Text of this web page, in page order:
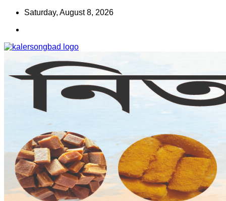
Skip
content
Saturday, August 8, 2026
কালের সংবাদ
www.kalersongbad.com